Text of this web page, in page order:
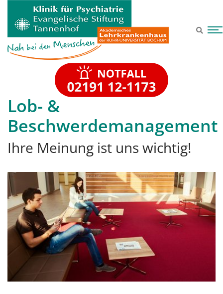
Zum Hauptinhalt springen
Lob- &
Beschwerdemanagement
Ihre Meinung ist uns wichtig!